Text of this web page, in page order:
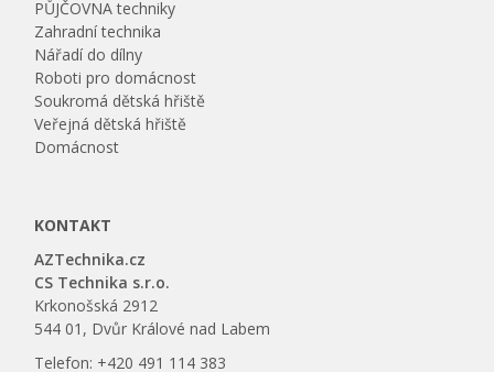
PŮJČOVNA techniky
Zahradní technika
Nářadí do dílny
Roboti pro domácnost
Soukromá dětská hřiště
Veřejná dětská hřiště
Domácnost
KONTAKT
AZTechnika.cz
CS Technika s.r.o.
Krkonošská 2912
544 01, Dvůr Králové nad Labem
Telefon: +420 491 114 383